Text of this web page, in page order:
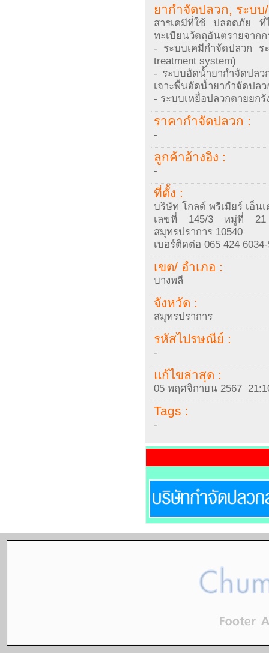
ยากำจัดปลวก, ระบ
สารเคมีที่ใช้ ปลอดภัย ที่
ทะเบียนวัตถุอันตรายจาก
- ระบบเคมีกำจัดปลวก ร
treatment system)
- ระบบอัดน้ำยากำจัดปลว
เจาะพื้นอัดน้ำยากำจัดปลว
- ระบบเหยื่อปลวกตายยกรั
ราคากำจัดปลวก :
-
ลูกค้าอ้างอิง :
-
ที่ตั้ง :
บริษัท โกลด์ พรีเมียร์ เอ็น
เลขที่ 145/3 หมู่ที่ 21
สมุทรปราการ 10540
เบอร์ติดต่อ 065 424
เขต/ อำเภอ :
บางพลี
จังหวัด :
สมุทรปราการ
รหัสไปรษณีย์ :
-
แก้ไขล่าสุด :
05 พฤศจิกายน 2567
Tags :
-